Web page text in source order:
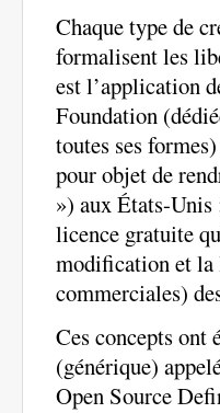
Chaque type de
formalisent les
est l’application
Foundation
toutes ses
pour objet de
») aux États-Unis
licence gratuite
modification et
commerciales)
Ces concepts ont
(générique)
Open Source